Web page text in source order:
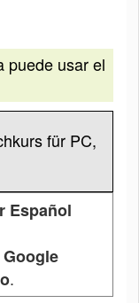
puede usar el
für PC,
Español
Google
.